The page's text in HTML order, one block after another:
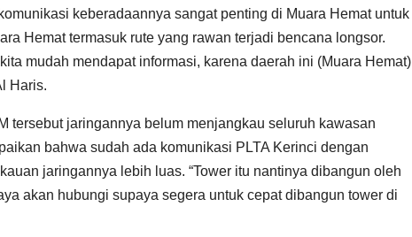
keberadaannya sangat penting di Muara Hemat untuk
Hemat termasuk rute yang rawan terjadi bencana longsor.
mudah mendapat informasi, karena daerah ini (Muara Hemat)
Haris.
tersebut jaringannya belum menjangkau seluruh kawasan
bahwa sudah ada komunikasi PLTA Kerinci dengan
jaringannya lebih luas. “Tower itu nantinya dibangun oleh
akan hubungi supaya segera untuk cepat dibangun tower di